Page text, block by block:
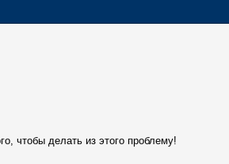
чтобы делать из этого проблему!